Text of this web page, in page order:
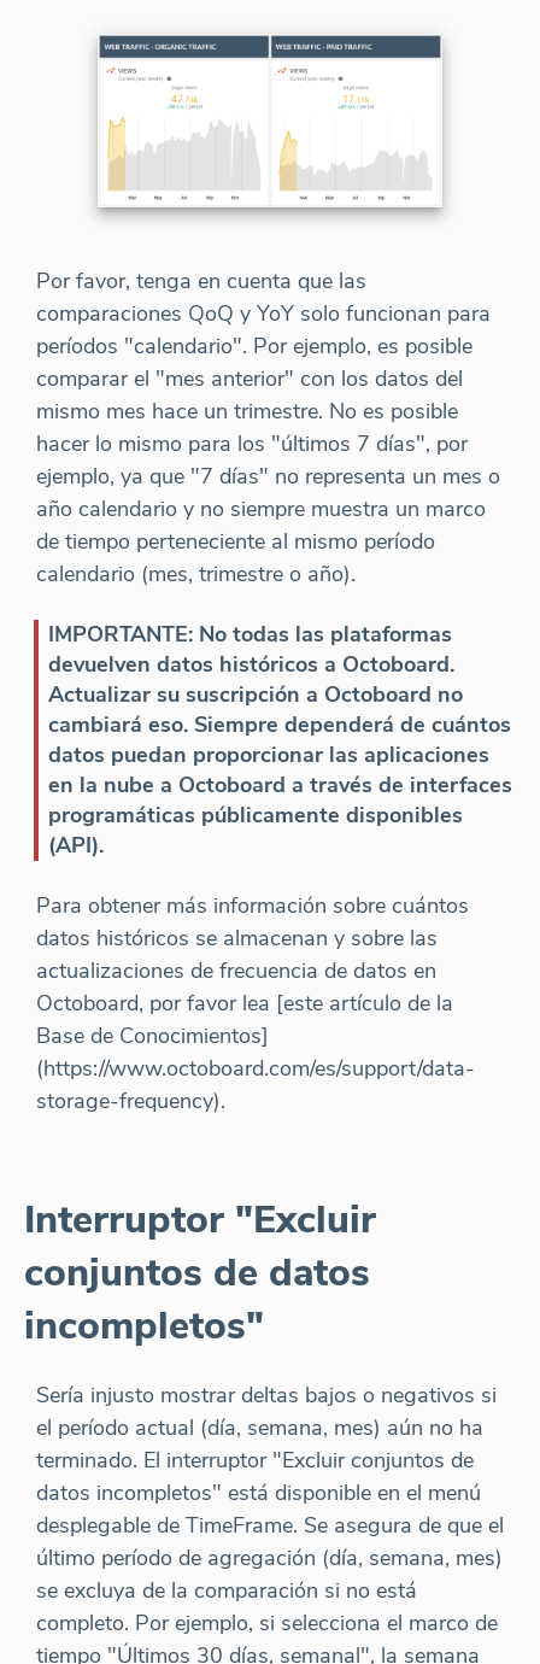
Por favor, tenga en cuenta que las
comparaciones QoQ y YoY solo funcionan para
períodos "calendario". Por ejemplo, es posible
comparar el "mes anterior" con los datos del
mismo mes hace un trimestre. No es posible
hacer lo mismo para los "últimos 7 días", por
ejemplo, ya que "7 días" no representa un mes o
año calendario y no siempre muestra un marco
de tiempo perteneciente al mismo período
calendario (mes, trimestre o año).
IMPORTANTE: No todas las plataformas
devuelven datos históricos a Octoboard.
Actualizar su suscripción a Octoboard no
cambiará eso. Siempre dependerá de cuántos
datos puedan proporcionar las aplicaciones
en la nube a Octoboard a través de interfaces
programáticas públicamente disponibles
(API).
Para obtener más información sobre cuántos
datos históricos se almacenan y sobre las
actualizaciones de frecuencia de datos en
Octoboard, por favor lea [este artículo de la
Base de Conocimientos]
(https://www.octoboard.com/es/support/data-
storage-frequency).
Interruptor "Excluir
conjuntos de datos
incompletos"
Sería injusto mostrar deltas bajos o negativos si
el período actual (día, semana, mes) aún no ha
terminado. El interruptor "Excluir conjuntos de
datos incompletos" está disponible en el menú
desplegable de TimeFrame. Se asegura de que el
último período de agregación (día, semana, mes)
se excluya de la comparación si no está
completo. Por ejemplo, si selecciona el marco de
tiempo "Últimos 30 días, semanal", la semana